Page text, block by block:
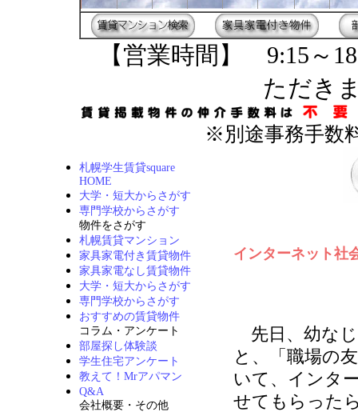
【営業時間】 9:15～
ただき
※別途事務手数
札幌学生賃貸square
HOME
大学・短大からさがす
専門学校からさがす
物件をさがす
札幌賃貸マンション
家具家電付き賃貸物件
家具家電なし賃貸物件
大学・短大からさがす
専門学校からさがす
おすすめの賃貸物件
コラム・アンケート
部屋探し体験談
学生住宅アンケート
教えて！Mrアパマン
Q&A
会社概要・その他
インターネット社
先日、幼な
と、「職場の
いて、インタ
せてもらった